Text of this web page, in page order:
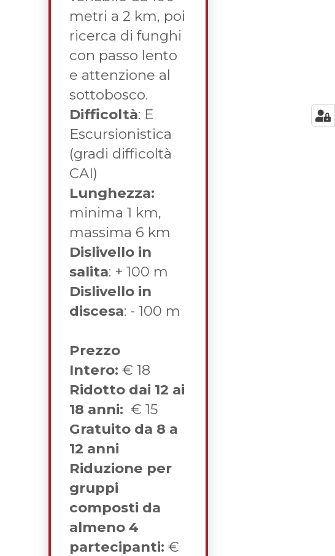
metri a 2 km, poi
ricerca di funghi
con passo lento
e attenzione al
sottobosco.
Difficoltà: E
Escursionistica
(gradi difficoltà
CAI)
Lunghezza:
minima 1 km,
massima 6 km
Dislivello in
salita: + 100 m
Dislivello in
discesa: - 100 m
Prezzo
Intero: € 18
Ridotto dai 12 ai
18 anni: € 15
Gratuito da 8 a
12 anni
Riduzione per
gruppi
composti da
almeno 4
partecipanti: €